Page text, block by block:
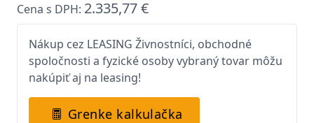
Cena s DPH: 2.335,77 €
Nákup cez LEASING Živnostníci, obchodné
spoločnosti a fyzické osoby vybraný tovar môžu
nakúpiť aj na leasing!
Grenke kalkulačka